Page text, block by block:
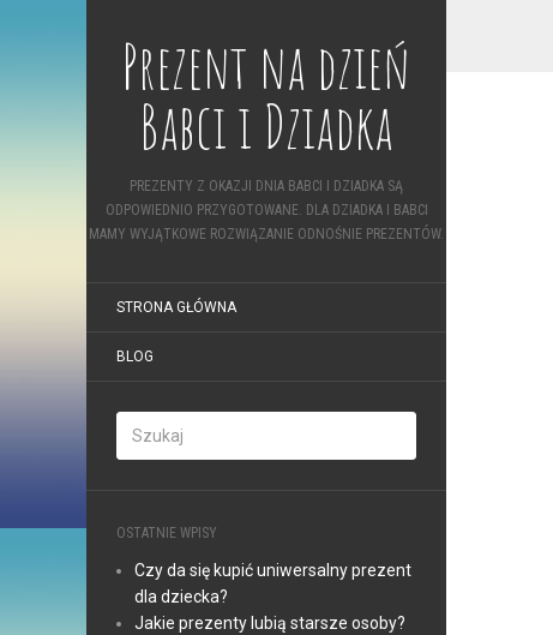
Prezent na dzień
Babci i Dziadka
PREZENTY Z OKAZJI DNIA BABCI I DZIADKA SĄ
ODPOWIEDNIO PRZYGOTOWANE. DLA DZIADKA I BABCI
MAMY WYJĄTKOWE ROZWIĄZANIE ODNOŚNIE PREZENTÓW.
STRONA GŁÓWNA
BLOG
OSTATNIE WPISY
Czy da się kupić uniwersalny prezent
dla dziecka?
Jakie prezenty lubią starsze osoby?